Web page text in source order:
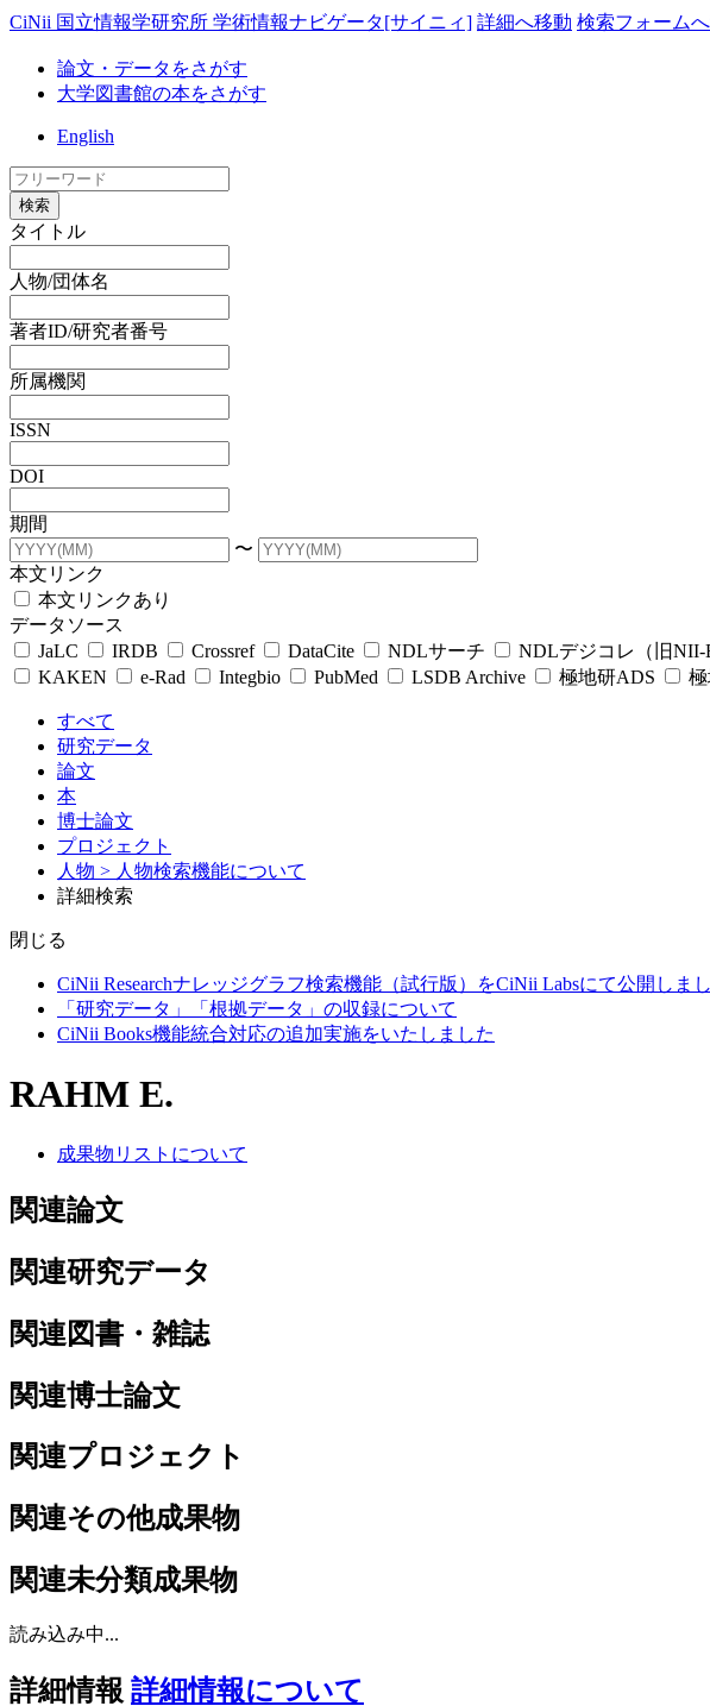
CiNii 国立情報学研究所 学術情報ナビゲータ[サイニィ] 詳細へ移動 検索フォーム
論文・データをさがす
大学図書館の本をさがす
English
検索
タイトル
人物/団体名
著者ID/研究者番号
所属機関
ISSN
DOI
期間
〜
本文リンク
本文リンクあり
データソース
JaLC
IRDB Crossref DataCite NDLサーチ NDLデジコレ（旧NII-
KAKEN
e-Rad Integbio PubMed LSDB Archive 極地研ADS
すべて
研究データ
論文
本
博士論文
プロジェクト
人物 > 人物検索機能について
詳細検索
閉じる
CiNii Researchナレッジグラフ検索機能（試行版）をCiNii Labsにて公開しま
「研究データ」「根拠データ」の収録について
CiNii Books機能統合対応の追加実施をいたしました
RAHM E.
成果物リストについて
関連論文
関連研究データ
関連図書・雑誌
関連博士論文
関連プロジェクト
関連その他成果物
関連未分類成果物
読み込み中...
詳細情報 詳細情報について